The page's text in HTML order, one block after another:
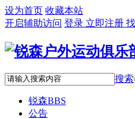
设为首页 收藏本站
开启辅助访问 登录 立即注册
搜索
锐森BBS
公告